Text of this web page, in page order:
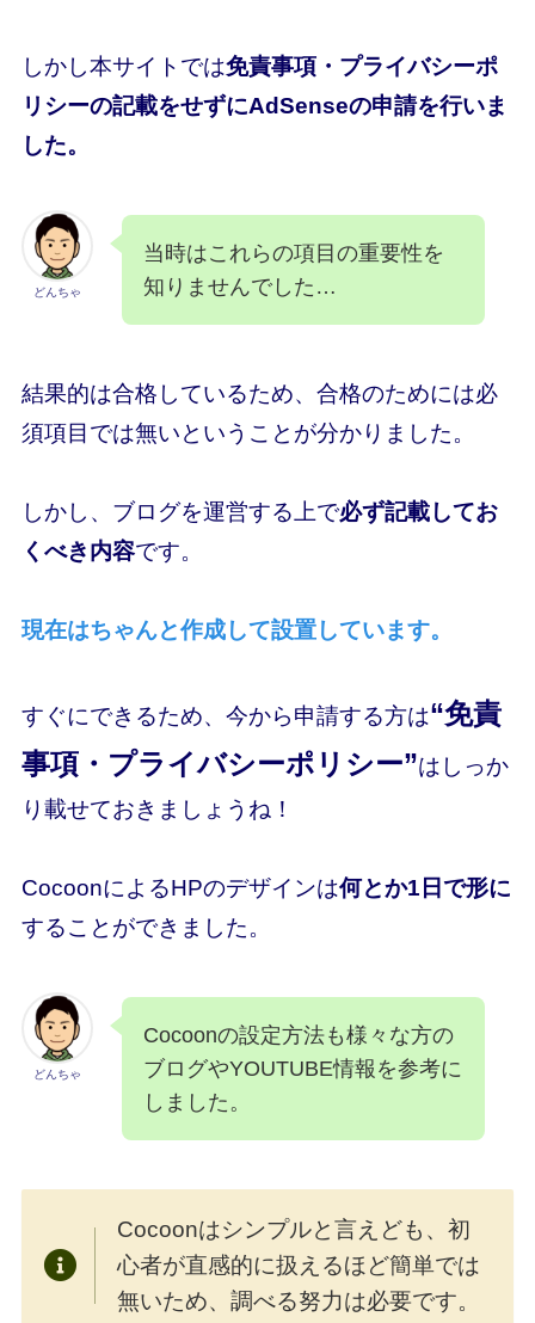
しかし本サイトでは免責事項・プライバシーポ
リシーの記載をせずにAdSenseの申請を行いま
した。
どんちゃ
当時はこれらの項目の重要性を
知りませんでした…
結果的は合格しているため、合格のためには必
須項目では無いということが分かりました。
しかし、ブログを運営する上で必ず記載してお
くべき内容です。
現在はちゃんと作成して設置しています。
すぐにできるため、今から申請する方は“免責
事項・プライバシーポリシー”はしっか
り載せておきましょうね！
CocoonによるHPのデザインは何とか1日で形に
することができました。
どんちゃ
Cocoonの設定方法も様々な方の
ブログやYOUTUBE情報を参考に
しました。
Cocoonはシンプルと言えども、初
心者が直感的に扱えるほど簡単では
無いため、調べる努力は必要です。